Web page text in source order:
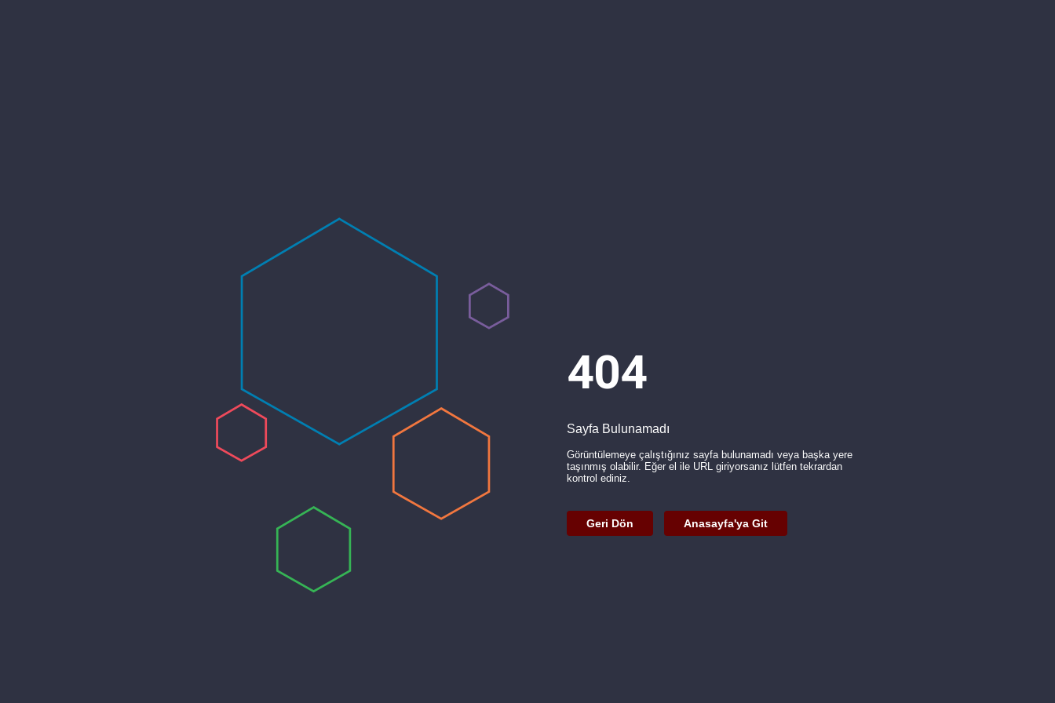
404
Sayfa Bulunamadı
Görüntülemeye çalıştığınız sayfa bulunamadı veya başka yere
taşınmış olabilir. Eğer el ile URL giriyorsanız lütfen tekrardan
kontrol ediniz.
Geri Dön Anasayfa'ya Git